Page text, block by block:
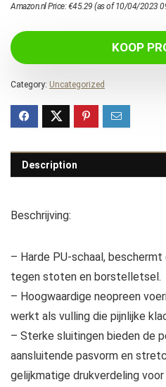
Amazon.nl Price:€45.29 (as of 10/04/2023
KOOP
Category: Uncategorized
Description
Beschrijving:
– Harde PU-schaal,
tegen stoten en borstelletsel.
– Hoogwaardige neopreen
werkt als vulling die pijnlijke
– Sterke sluitingen bieden de
aansluitende pasvorm en
gelijkmatige drukverdeling